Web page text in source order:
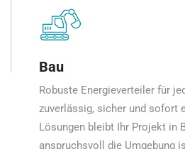
Bau
Robuste Energieverteiler für
zuverlässig, sicher und sofort
Lösungen bleibt Ihr Projekt in
anspruchsvoll die Umgebung